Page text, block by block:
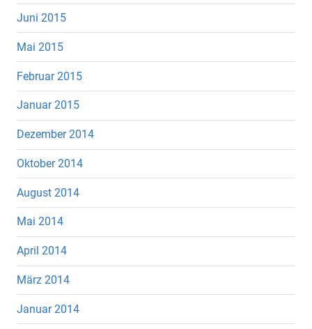
Juni 2015
Mai 2015
Februar 2015
Januar 2015
Dezember 2014
Oktober 2014
August 2014
Mai 2014
April 2014
März 2014
Januar 2014